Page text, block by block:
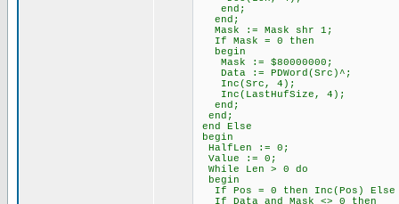
end;
end;
Mask := Mask shr 1;
If Mask = 0 then
begin
Mask := $80000000;
Data := PDWord(Src)^;
Inc(Src, 4);
Inc(LastHufSize, 4);
end;
end;
end Else
begin
HalfLen := 0;
Value := 0;
While Len > 0 do
begin
If Pos = 0 then Inc(Pos) Else
If Data and Mask <> 0 then